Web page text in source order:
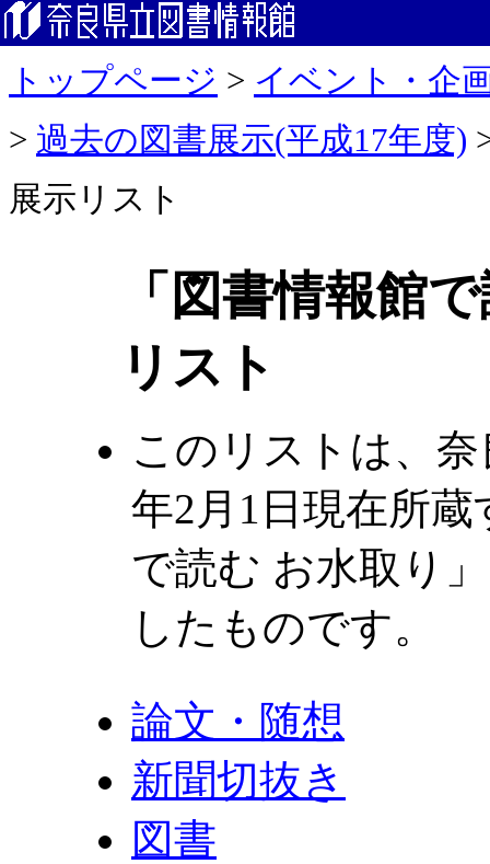
トップページ > イベント・企
> 過去の図書展示(平成17年度)
展示リスト
「図書情報館
リスト
このリストは、
年2月1日現在所
で読む お水取り
したものです。
論文・随想
新聞切抜き
図書